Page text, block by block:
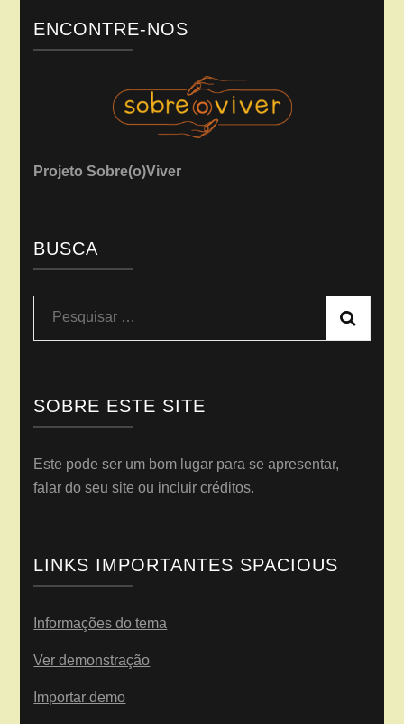
ENCONTRE-NOS
Projeto Sobre(o)Viver
BUSCA
Pesquisar
por:
SOBRE ESTE SITE
Este pode ser um bom lugar para se apresentar,
falar do seu site ou incluir créditos.
LINKS IMPORTANTES SPACIOUS
Informações do tema
Ver demonstração
Importar demo